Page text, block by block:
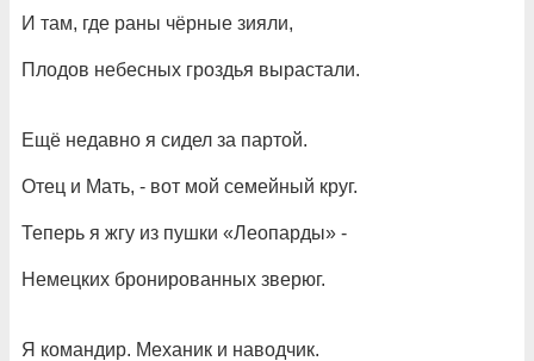
И там, где раны чёрные зияли,
Плодов небесных гроздья вырастали.
Ещё недавно я сидел за партой.
Отец и Мать, - вот мой семейный круг.
Теперь я жгу из пушки «Леопарды» -
Немецких бронированных зверюг.
Я командир. Механик и наводчик.